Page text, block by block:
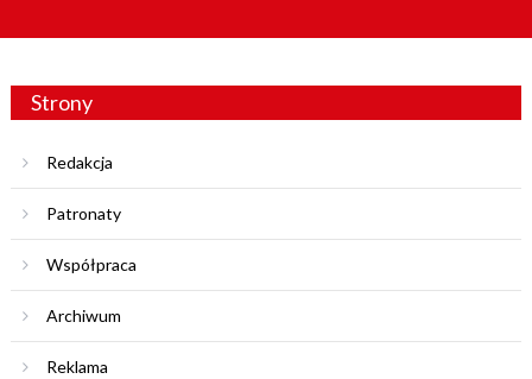
Strony
Redakcja
Patronaty
Współpraca
Archiwum
Reklama